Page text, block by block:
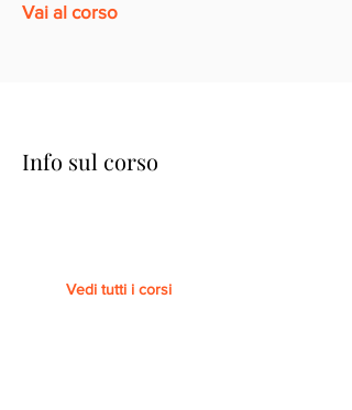
Vai al corso
Info sul corso
Vedi tutti i corsi